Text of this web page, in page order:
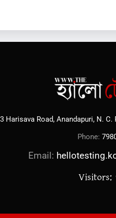
Harisava Road, Anandapuri, N.
Phone:
Email:
Visitors: